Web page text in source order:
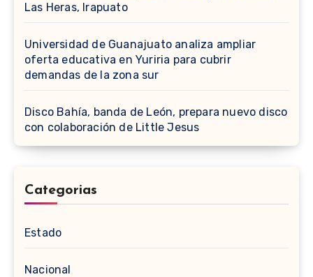
Las Heras, Irapuato
Universidad de Guanajuato analiza ampliar
oferta educativa en Yuriria para cubrir
demandas de la zona sur
Disco Bahía, banda de León, prepara nuevo disco
con colaboración de Little Jesus
Categorias
Estado
Nacional